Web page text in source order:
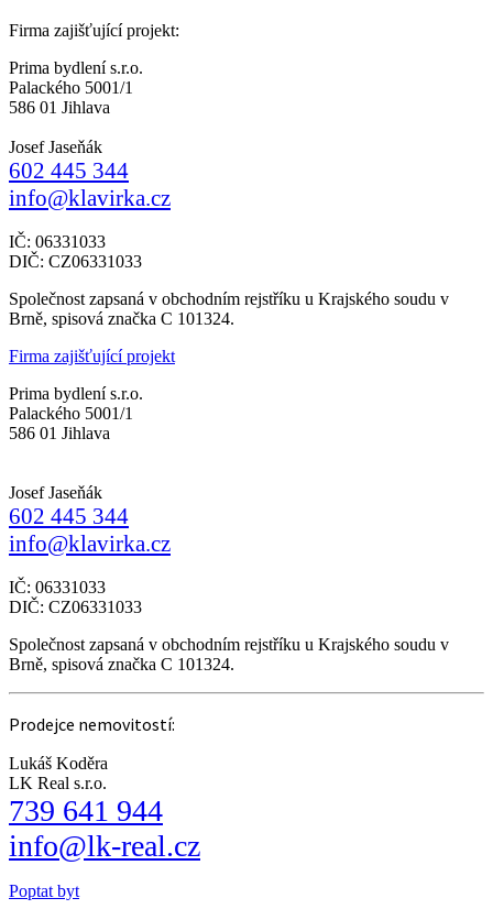
Firma zajišťující projekt:
Prima bydlení s.r.o.
Palackého 5001/1
586 01 Jihlava
Josef Jaseňák
602 445 344
info@klavirka.cz
IČ: 06331033
DIČ: CZ06331033
Společnost zapsaná v obchodním rejstříku u Krajského soudu v
Brně, spisová značka C 101324.
Firma zajišťující projekt
Prima bydlení s.r.o.
Palackého 5001/1
586 01 Jihlava
Josef Jaseňák
602 445 344
info@klavirka.cz
IČ: 06331033
DIČ: CZ06331033
Společnost zapsaná v obchodním rejstříku u Krajského soudu v
Brně, spisová značka C 101324.
Prodejce nemovitostí:
Lukáš Koděra
LK Real s.r.o.
739 641 944
info@lk-real.cz
Poptat byt